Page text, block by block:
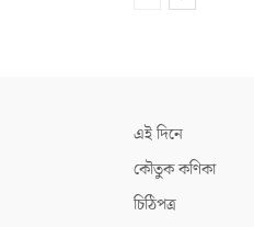
এই দিনে
কৌতুক কণিকা
চিঠিপত্র